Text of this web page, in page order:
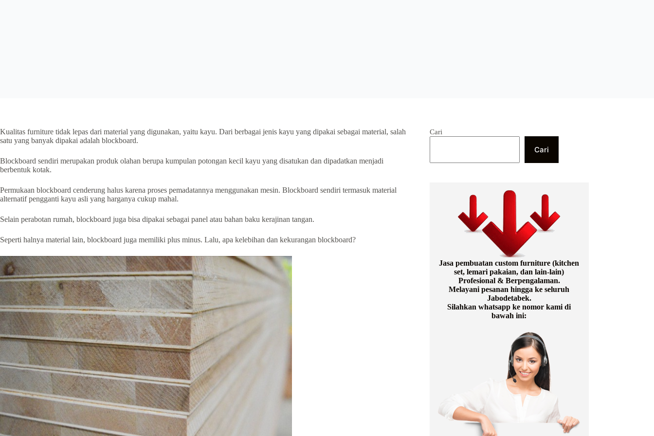
Kualitas furniture tidak lepas dari material yang digunakan, yaitu kayu. Dari berbagai jenis kayu yang dipakai sebagai material, salah
satu yang banyak dipakai adalah blockboard.
Blockboard sendiri merupakan produk olahan berupa kumpulan potongan kecil kayu yang disatukan dan dipadatkan menjadi
berbentuk kotak.
Permukaan blockboard cenderung halus karena proses pemadatannya menggunakan mesin. Blockboard sendiri termasuk material
alternatif pengganti kayu asli yang harganya cukup mahal.
Selain perabotan rumah, blockboard juga bisa dipakai sebagai panel atau bahan baku kerajinan tangan.
Seperti halnya material lain, blockboard juga memiliki plus minus. Lalu, apa kelebihan dan kekurangan blockboard?
Cari
Cari
Jasa pembuatan custom furniture (kitchen
set, lemari pakaian, dan lain-lain)
Profesional & Berpengalaman.
Melayani pesanan hingga ke seluruh
Jabodetabek.
Silahkan whatsapp ke nomor kami di
bawah ini: